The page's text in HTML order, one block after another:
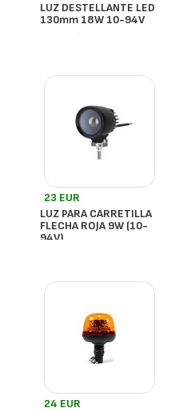
LUZ DESTELLANTE LED
130mm 18W 10-94V
- España
23 EUR
LUZ PARA CARRETILLA
FLECHA ROJA 9W (10-
94V)
24 EUR